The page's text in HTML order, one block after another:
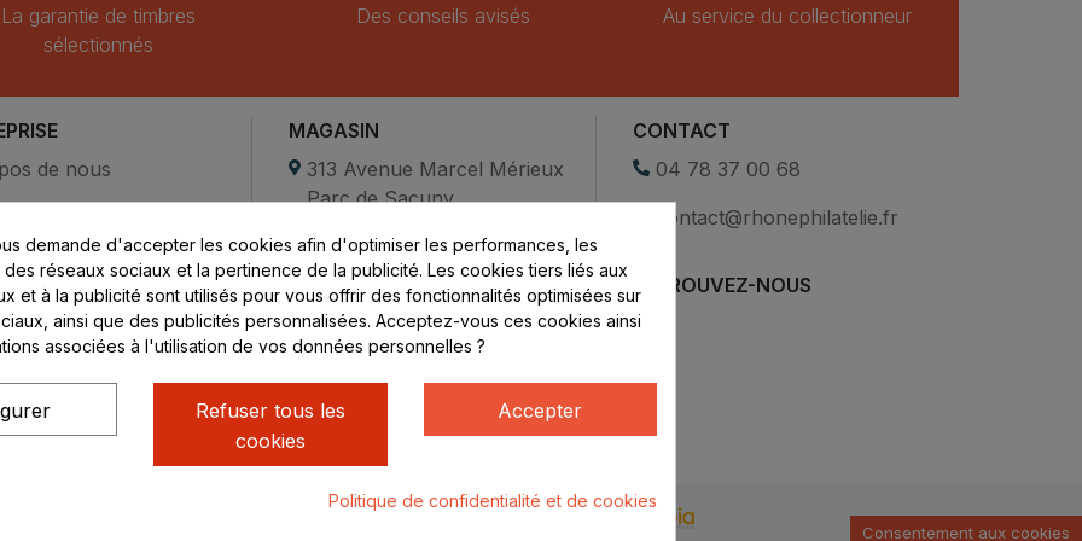
La garantie de timbres
sélectionnés
Des conseils avisés
Au service du collectionneur
de nous
nous
MAGASIN
313 Avenue Marcel Mérieux
Parc de Sacuny
Lundi au vendredi :
8h - 16h
uniquement sur Rendez-
vous
CONTACT
04 78 37 00 68
contact@rhonephilatelie.fr
RETROUVEZ-NOUS
© Rhone Philatelie 2021
demande d'accepter les cookies afin d'optimiser les performances, les
réseaux sociaux et la pertinence de la publicité. Les cookies tiers liés aux
et à la publicité sont utilisés pour vous offrir des fonctionnalités optimisées sur
ainsi que des publicités personnalisées. Acceptez-vous ces cookies ainsi
associées à l'utilisation de vos données personnelles ?
Accepter
Refuser tous les
cookies
Politique de confidentialité et de cookies
Consentement aux cookies